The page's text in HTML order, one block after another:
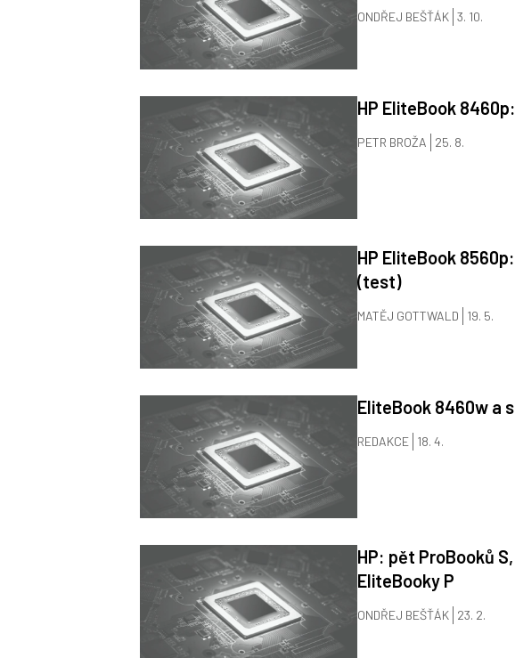
ONDŘEJ BEŠŤÁK 3. 10.
HP EliteBook
PETR BROŽA 25. 8.
HP EliteBook
(test)
MATĚJ GOTTWALD 19. 5.
EliteBook 8460w a
REDAKCE 18. 4.
HP: pět ProBooků
EliteBooky P
ONDŘEJ BEŠŤÁK 23. 2.